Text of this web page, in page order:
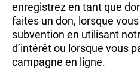
enregistrez en tant que
faites un don, lorsque
subvention en utilisant
d’intérêt ou lorsque vous
campagne en ligne.